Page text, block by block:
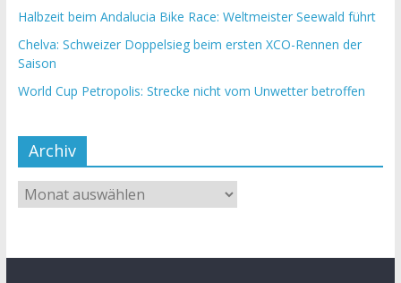
Halbzeit beim Andalucia Bike Race: Weltmeister Seewald führt
Chelva: Schweizer Doppelsieg beim ersten XCO-Rennen der
Saison
World Cup Petropolis: Strecke nicht vom Unwetter betroffen
Archiv